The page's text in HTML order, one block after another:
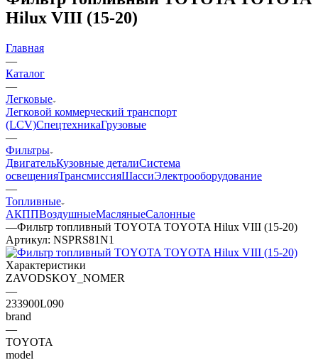
Hilux VIII (15-20)
Главная
—
Каталог
—
Легковые
Легковой коммерческий транспорт
(LCV)СпецтехникаГрузовые
—
Фильтры
ДвигательКузовные деталиСистема
освещенияТрансмиссияШассиЭлектрооборудование
—
Топливные
АКППВоздушныеМасляныеСалонные
—Фильтр топливный TOYOTA TOYOTA Hilux VIII (15-20)
Артикул: NSPRS81N1
Характеристики
ZAVODSKOY_NOMER
—
233900L090
brand
—
TOYOTA
model